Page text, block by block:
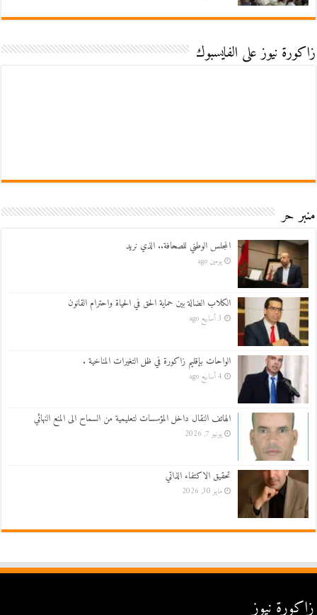
زاكورة نيوز على الفايسبوك
منبر حر
المجلس الوطني للصحافة.. الذي نريد
يومين ago
الكلاب الضالة بين حماية الحق في الحياة واحترام القانون
3 أسابيع ago
الواحات بإقليم زاكورة في ظل التغيرات المناخية .
4 أسابيع ago
الهاتف النقال داخل المؤسسات لتعليمية من السماح الى المنع النهائي
يونيو 7, 2026
تحقيق الاكتفاء الذاتي
مايو 30, 2026
زاكورة نيوز